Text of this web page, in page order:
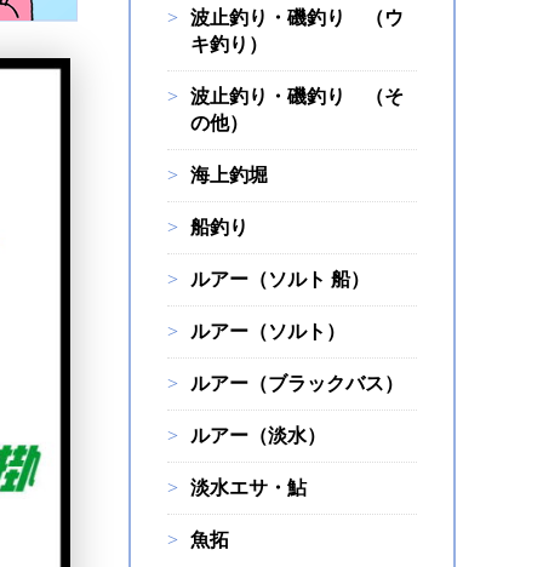
波止釣り・磯釣り （ウ
キ釣り）
波止釣り・磯釣り （そ
の他）
海上釣堀
船釣り
ルアー（ソルト 船）
ルアー（ソルト）
ルアー（ブラックバス）
ルアー（淡水）
淡水エサ・鮎
魚拓